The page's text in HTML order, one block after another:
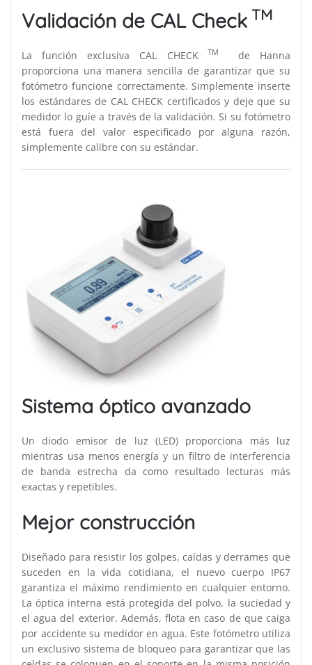
Validación de CAL Check TM
La función exclusiva CAL CHECK TM
de Hanna
proporciona una manera sencilla de garantizar que su
fotómetro funcione correctamente. Simplemente inserte
los estándares de CAL CHECK certificados y deje que su
medidor lo guíe a través de la validación. Si su fotómetro
está fuera del valor especificado por alguna razón,
simplemente calibre con su estándar.
Sistema óptico avanzado
Un diodo emisor de luz (LED) proporciona más luz
mientras usa menos energía y un filtro de interferencia
de banda estrecha da como resultado lecturas más
exactas y repetibles.
Mejor construcción
Diseñado para resistir los golpes, caídas y derrames que
suceden en la vida cotidiana, el nuevo cuerpo IP67
garantiza el máximo rendimiento en cualquier entorno.
La óptica interna está protegida del polvo, la suciedad y
el agua del exterior. Además, flota en caso de que caiga
por accidente su medidor en agua. Este fotómetro utiliza
un exclusivo sistema de bloqueo para garantizar que las